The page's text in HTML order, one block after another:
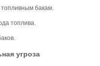
топливным бакам.
топлива.
угроза